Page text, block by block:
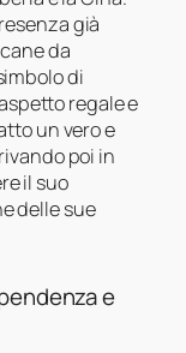
già
da
di
regale e
un vero e
poi in
il suo
delle sue
e